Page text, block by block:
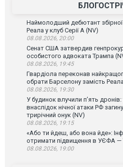
Наймолодший дебютант
Реала у клуб Серії А (NV)
08.08.2026, 20:00
Сенат США затвердив
особистого адвоката Трампа
08.08.2026, 19:45
Гвардіола переконав
обрати Барселону замість
08.08.2026, 19:30
У будинок влучили п’ять дронів:
внаслідок нічної атаки РФ
трирічний онук (NV)
08.08.2026, 19:15
«Або ти йдеш, або вона йде»:
отримати підвищення в УЄФА —
08.08.2026, 19:00